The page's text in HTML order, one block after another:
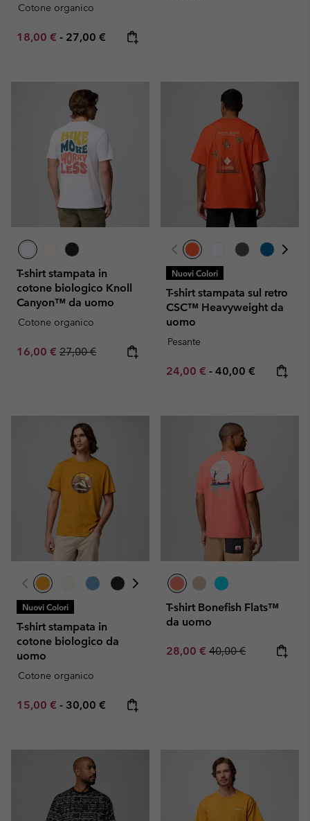
Cotone organico
Minimum sale price:
18,00 € - Maximum price:
27,00 €
T-shirt stampata in
cotone biologico Knoll
Canyon™ da uomo
Cotone organico
Sale price:
16,00 € Regular price:
27,00 €
Nuovi Colori
T-shirt stampata sul retro
CSC™ Heavyweight da
uomo
Pesante
Minimum sale price:
24,00 € - Maximum price:
40,00 €
Nuovi Colori
T-shirt stampata in
cotone biologico da
uomo
Cotone organico
Minimum sale price:
15,00 € - Maximum price:
30,00 €
T-shirt Bonefish Flats™
da uomo
Sale price:
28,00 € Regular price:
40,00 €